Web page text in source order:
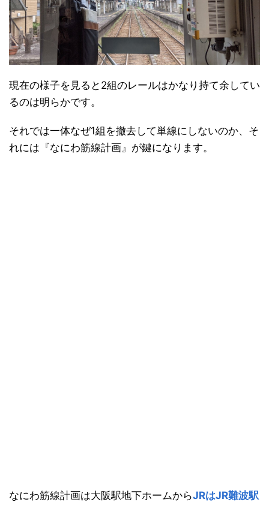
現在の様子を見ると2組のレールはかなり持て余してい
るのは明らかです。
それでは一体なぜ1組を撤去して単線にしないのか、そ
れには『なにわ筋線計画』が鍵になります。
なにわ筋線計画は大阪駅地下ホームからJRはJR難波駅